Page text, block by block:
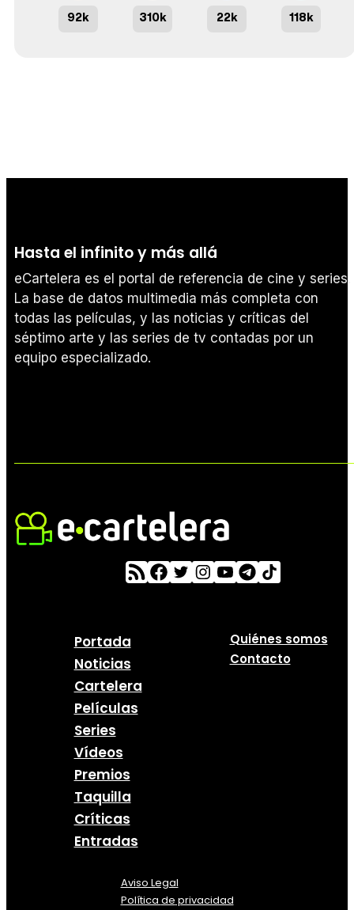
92k 310k 22k 118k
Hasta el infinito y más allá
eCartelera es el portal de referencia de cine y series.
La base de datos multimedia más completa con
todas las películas, y las noticias y críticas del
séptimo arte y las series de tv contadas por un
equipo especializado.
Portada
Noticias
Cartelera
Películas
Series
Vídeos
Premios
Taquilla
Críticas
Entradas
Quiénes somos
Contacto
Aviso Legal
Política de privacidad